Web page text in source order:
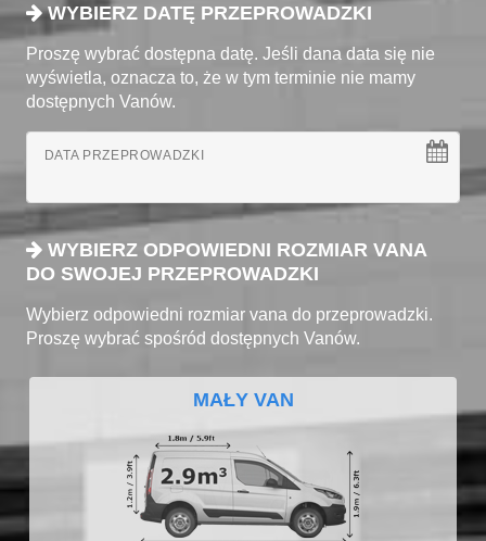
WYBIERZ DATĘ PRZEPROWADZKI
Proszę wybrać dostępna datę. Jeśli dana data się nie
wyświetla, oznacza to, że w tym terminie nie mamy
dostępnych Vanów.
DATA PRZEPROWADZKI
WYBIERZ ODPOWIEDNI ROZMIAR VANA
DO SWOJEJ PRZEPROWADZKI
Wybierz odpowiedni rozmiar vana do przeprowadzki.
Proszę wybrać spośród dostępnych Vanów.
MAŁY VAN